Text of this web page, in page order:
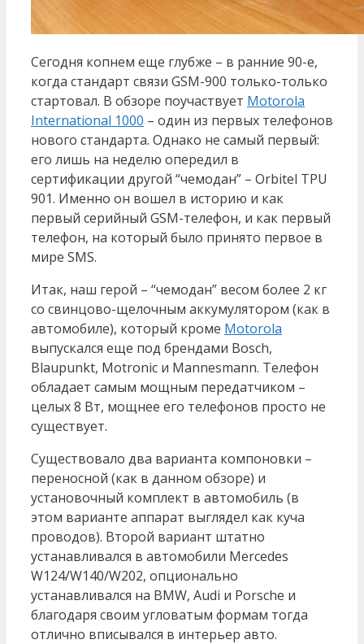
Сегодня копнем еще глубже – в ранние 90-е,
когда стандарт связи GSM-900 только-только
стартовал. В обзоре поучаствует Motorola
International 1000 – один из первых телефонов
нового стандарта. Однако не самый первый:
его лишь на неделю опередил в
сертификации другой “чемодан” – Orbitel TPU
901. Именно он вошел в историю и как
первый серийный GSM-телефон, и как первый
телефон, на который было принято первое в
мире SMS.
Итак, наш герой – “чемодан” весом более 2 кг
со свинцово-щелочным аккумулятором (как в
автомобиле), который кроме Motorola
выпускался еще под брендами Bosch,
Blaupunkt, Motronic и Mannesmann. Телефон
обладает самым мощным передатчиком –
целых 8 Вт, мощнее его телефонов просто не
существует.
Существовало два варианта компоновки –
переносной (как в данном обзоре) и
установочный комплект в автомобиль (в
этом варианте аппарат выглядел как куча
проводов). Второй вариант штатно
устанавливался в автомобили Mercedes
W124/W140/W202, опционально
устанавливался на BMW, Audi и Porsche и
благодаря своим угловатым формам тогда
отлично вписывался в интерьер авто.